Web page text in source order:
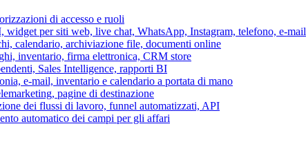
di accesso e ruoli
per siti web, live chat, WhatsApp, Instagram, telefono, e-mail
calendario, archiviazione file, documenti online
inventario, firma elettronica, CRM store
Sales Intelligence, rapporti BI
e-mail, inventario e calendario a portata di mano
pagine di destinazione
dei flussi di lavoro, funnel automatizzati, API
automatico dei campi per gli affari